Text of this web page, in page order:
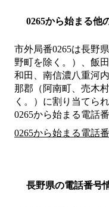
0265から始まる他
市外局番0265は長野
野町を除く。）、飯
和田、南信濃八重河
那郡（阿南町、売木
く。） に割り当てら
0265から始まる電話
0265から始まる電話
長野県の電話番号